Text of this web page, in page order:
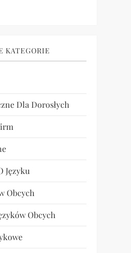
KATEGORIE
Dla Dorosłych
Języku
Obcych
Obcych